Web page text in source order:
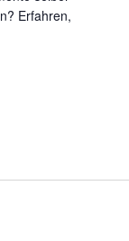
Erfahren,